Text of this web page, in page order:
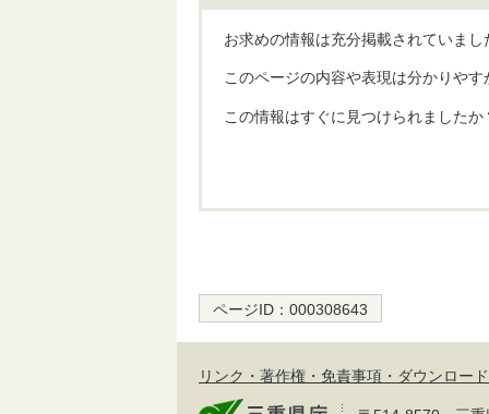
お求めの情報は充分掲載されていまし
このページの内容や表現は分かりやす
この情報はすぐに見つけられましたか
ページID： 000308643
リンク・著作権・免責事項・ダウンロード